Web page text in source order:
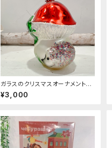
ガラスのクリスマスオーナメント
きのこ
¥3,000